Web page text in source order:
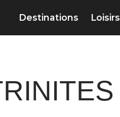
Destinations Loisirs